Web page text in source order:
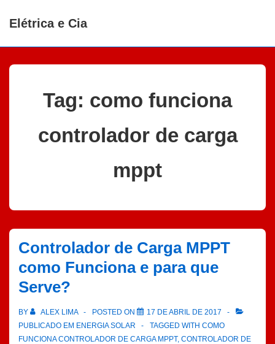
Elétrica e Cia
Tag: como funciona
controlador de carga
mppt
Controlador de Carga MPPT
como Funciona e para que
Serve?
BY ALEX LIMA POSTED ON
17 DE ABRIL DE 2017
PUBLICADO EM ENERGIA SOLAR TAGGED WITH COMO
FUNCIONA CONTROLADOR DE CARGA MPPT, CONTROLADOR DE